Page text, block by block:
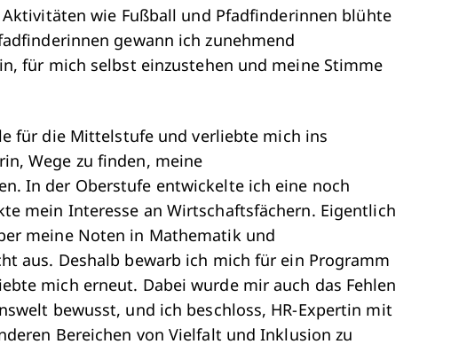
wie Fußball und Pfadfinderinnen blühte
gewann ich zunehmend
für mich selbst einzustehen und meine Stimme
für die Mittelstufe und verliebte mich ins
Wege zu finden, meine
In der Oberstufe entwickelte ich eine noch
mein Interesse an Wirtschaftsfächern. Eigentlich
meine Noten in Mathematik und
aus. Deshalb bewarb ich mich für ein Programm
mich erneut. Dabei wurde mir auch das Fehlen
bewusst, und ich beschloss, HR-Expertin mit
Bereichen von Vielfalt und Inklusion zu